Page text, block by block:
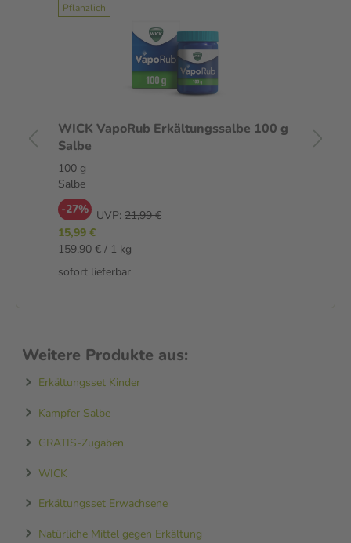
Pflanzlich
WICK VapoRub Erkältungssalbe 100 g
Salbe
100 g
Salbe
-27% UVP: 21,99 €
15,99 €
159,90 € / 1 kg
sofort lieferbar
Weitere Produkte aus:
Erkältungsset Kinder
Kampfer Salbe
GRATIS-Zugaben
WICK
Erkältungsset Erwachsene
Natürliche Mittel gegen Erkältung